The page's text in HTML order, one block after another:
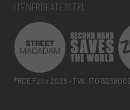
ITENFRDEATESLTPL
®RCE Foto 2026 – TVA: